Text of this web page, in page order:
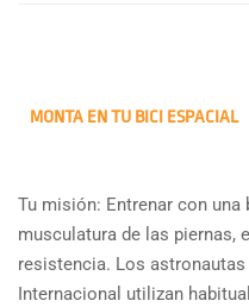
MONTA EN TU BICI ESPACIAL
Tu misión: Entrenar con
musculatura de las piernas,
resistencia. Los
Internacional utilizan